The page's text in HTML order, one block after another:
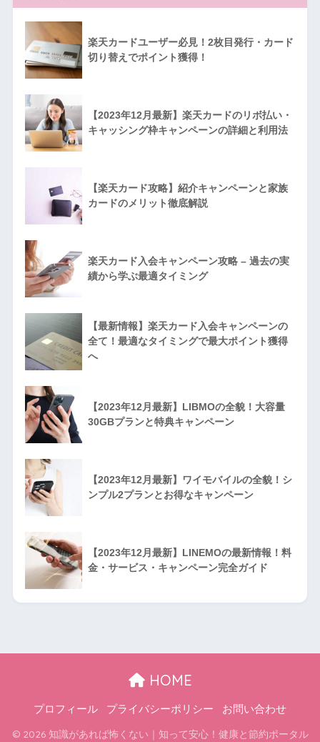
楽天カードユーザー必見！2枚目発行・カード
切り替えでポイント獲得！
【2023年12月最新】楽天カードのリボ払い・
キャッシング枠キャンペーンの詳細と利用法
【楽天カード攻略】紹介キャンペーンと家族
カードのメリット徹底解説
楽天カード入会キャンペーン攻略 – 過去の実
績から学ぶ最適タイミング
【最新情報】楽天カード入会キャンペーンの
全て！最適なタイミングで最大ポイント獲得
へ
【2023年12月最新】LIBMOの全貌！大容量
30GBプランと特典キャンペーン
【2023年12月最新】ワイモバイルの全貌！シ
ンプル2プランとお得なキャンペーン
【2023年12月最新】LINEMOの最新情報！料
金・サービス・キャンペーン完全ガイド
HOME
プロフィール プライバシーポリシー お問い合わせ
© 2026 知識があれば怖くない｜知って安心！健康と節約ポータル